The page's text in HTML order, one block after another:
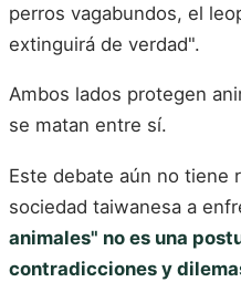
perros vagabundos, el
extinguirá de verdad".
Ambos lados protegen
se matan entre sí.
Este debate aún no tiene
sociedad taiwanesa a
animales" no es una
contradicciones y